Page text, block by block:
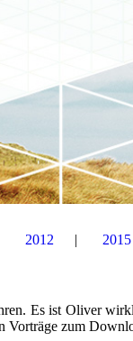
2012 2015
Es ist Oliver
Vorträge zum